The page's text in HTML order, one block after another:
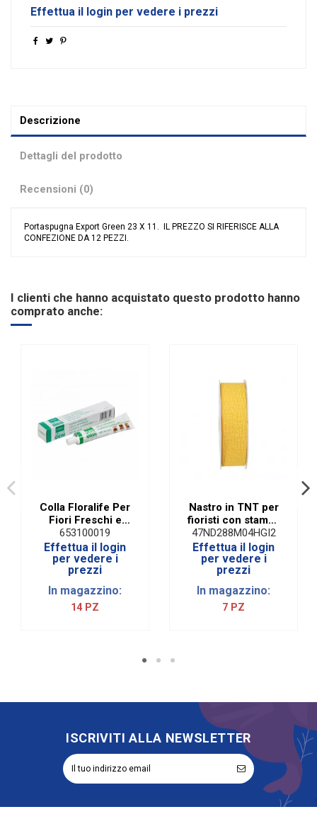
Effettua il login per vedere i prezzi
Descrizione
Dettagli del prodotto
Recensioni (0)
Portaspugna Export Green 23 X 11. IL PREZZO SI RIFERISCE ALLA
CONFEZIONE DA 12 PEZZI.
I clienti che hanno acquistato questo prodotto hanno
comprato anche:
Colla Floralife Per
Fiori Freschi e
Secchi | 50 Ml
653100019
Effettua il login
per vedere i
prezzi
In magazzino:
14 PZ
Nastro in TNT per
fioristi con stampa
canapa di colore
giallo | 40 mm x 50
m
47ND288M04HGI2
Effettua il login
per vedere i
prezzi
In magazzino:
7 PZ
ISCRIVITI ALLA NEWSLETTER